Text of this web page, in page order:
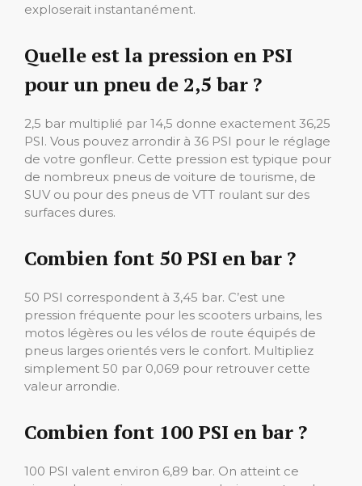
exploserait instantanément.
Quelle est la pression en PSI
pour un pneu de 2,5 bar ?
2,5 bar multiplié par 14,5 donne exactement 36,25
PSI. Vous pouvez arrondir à 36 PSI pour le réglage
de votre gonfleur. Cette pression est typique pour
de nombreux pneus de voiture de tourisme, de
SUV ou pour des pneus de VTT roulant sur des
surfaces dures.
Combien font 50 PSI en bar ?
50 PSI correspondent à 3,45 bar. C’est une
pression fréquente pour les scooters urbains, les
motos légères ou les vélos de route équipés de
pneus larges orientés vers le confort. Multipliez
simplement 50 par 0,069 pour retrouver cette
valeur arrondie.
Combien font 100 PSI en bar ?
100 PSI valent environ 6,89 bar. On atteint ce